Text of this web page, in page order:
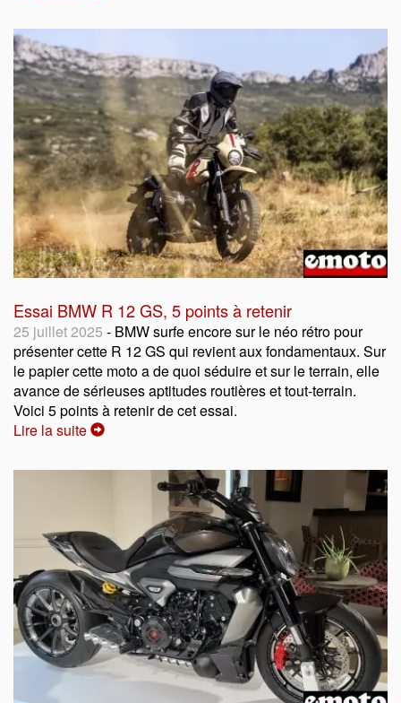
Essai BMW R 12 GS, 5 points à retenir
25 juillet 2025 - BMW surfe encore sur le néo rétro pour
présenter cette R 12 GS qui revient aux fondamentaux. Sur
le papier cette moto a de quoi séduire et sur le terrain, elle
avance de sérieuses aptitudes routières et tout-terrain.
Voici 5 points à retenir de cet essai.
Lire la suite